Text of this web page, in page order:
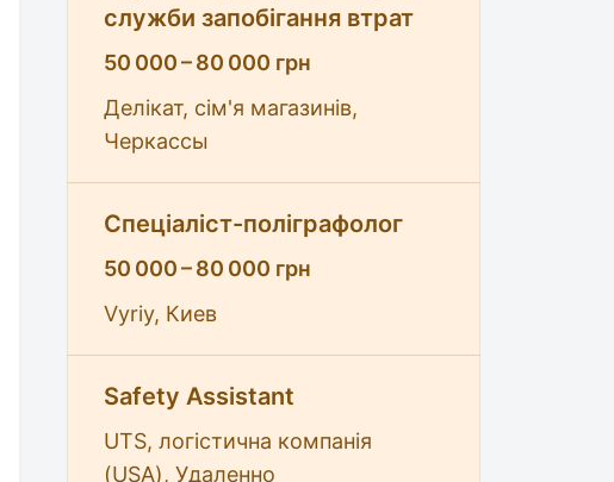
служби запобігання втрат
50 000 – 80 000 грн
Делікат, сім'я магазинів,
Черкассы
Спеціаліст-поліграфолог
50 000 – 80 000 грн
Vyriy, Киев
Safety Assistant
UTS, логістична компанія
(USA), Удаленно